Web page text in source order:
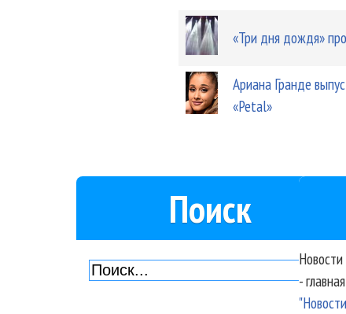
«Три дня дождя»
Ариана Гранде
«Petal»
Поиск
-